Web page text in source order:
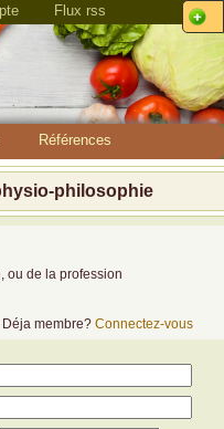
Flux rss
Références
philosophie
ou de la profession
Déja membre?Connectez-vous